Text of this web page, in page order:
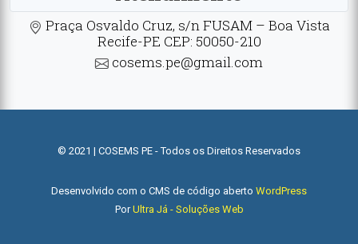
Praça Osvaldo Cruz, s/n FUSAM – Boa Vista
Recife-PE CEP: 50050-210
cosems.pe@gmail.com
© 2021 | COSEMS PE - Todos os Direitos Reservados
Desenvolvido com o CMS de código aberto WordPress
PorUltra Já - Soluções Web